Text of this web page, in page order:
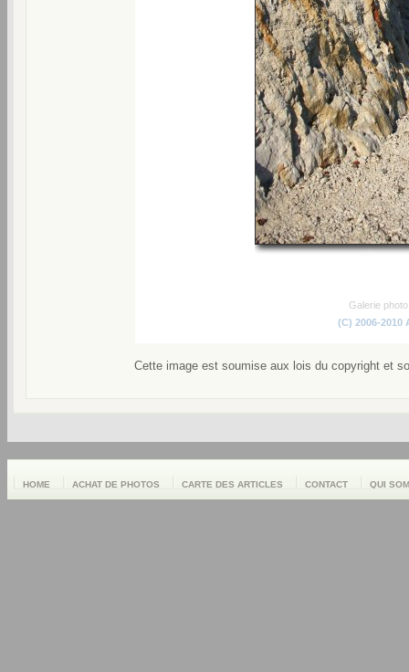
Galerie
(C) 2006-2010
Cette image est soumise aux lois du copyright et
HOME ACHAT DE PHOTOS CARTE DES ARTICLES CONTACT QUI